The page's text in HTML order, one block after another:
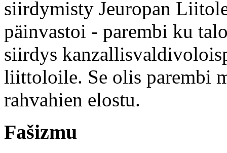
siirdymisty Jeuropan
päinvastoi - parembi ku
siirdys
liittoloile. Se olis parembi
rahvahien elostu.
Fašizmu